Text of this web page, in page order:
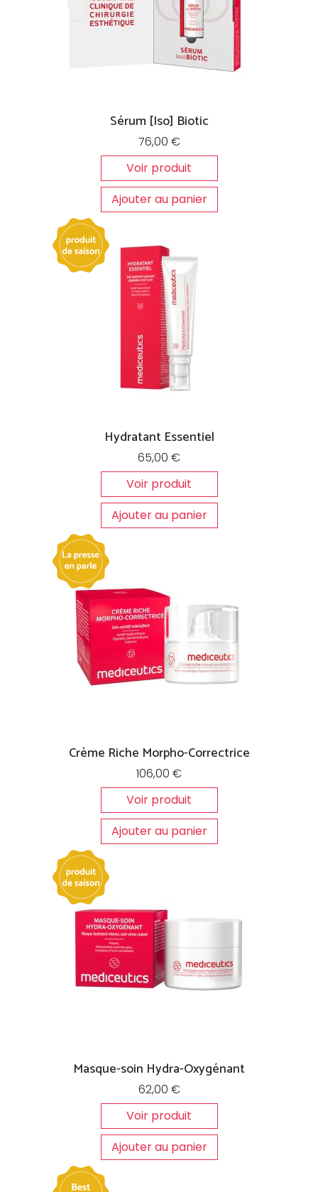
Sérum [Iso] Biotic
76,00 €
Voir produit
Ajouter au panier
Hydratant Essentiel
65,00 €
Voir produit
Ajouter au panier
Crème Riche Morpho-Correctrice
106,00 €
Voir produit
Ajouter au panier
Masque-soin Hydra-Oxygénant
62,00 €
Voir produit
Ajouter au panier